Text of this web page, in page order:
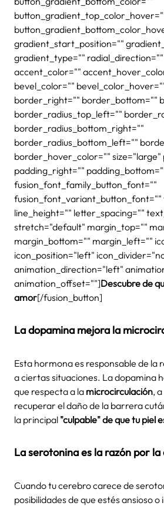
gradient_start_position=""
gradient_type=""
accent_color=""
bevel_color=""
border_right="" border_bottom=""
border_radius_top_left=""
border_radius_bottom_right=""
border_radius_bottom_left=""
border_hover_color="" size="large"
padding_right=""
fusion_font_family_button_font=""
fusion_font_variant_button_font=""
line_height="" letter_spacing=""
stretch="default" margin_top=""
margin_bottom="" margin_left=""
icon_position="left"
animation_direction="left"
animation_offset=""]Descubre de
amor[/fusion_button]
La dopamina mejora la
Esta hormona es responsable de la
a ciertas situaciones. La dopamina
que respecta a la microcirculación,
recuperar el daño de la barrera
la principal "culpable" de que tu piel
La serotonina es la razón por
Cuando tu cerebro carece de
posibilidades de que estés ansioso